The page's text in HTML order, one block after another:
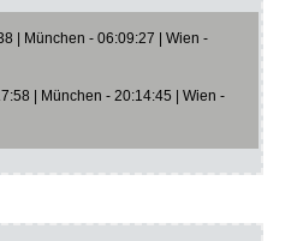
| München - 06:09:27 | Wien -
| München - 20:14:45 | Wien -